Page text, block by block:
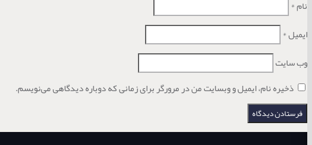
نام*
ایمیل*
وب‌ سایت
ذخیره نام، ایمیل و وبسایت من در مرورگر برای زمانی که دوباره دیدگاهی می‌نویسم.